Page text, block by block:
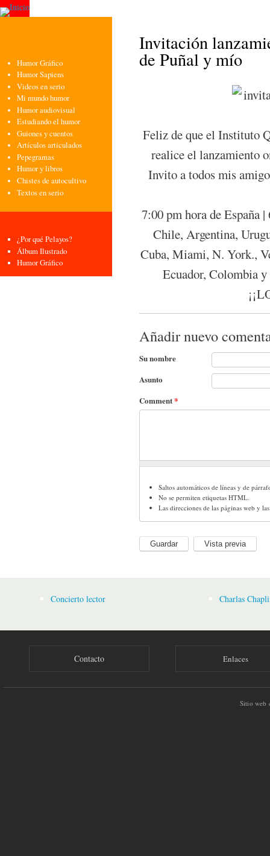
Humor Gráfico
Humor Sapiens
Videos en serio
Mi mundo humor
Humor audiovisual
Estudiando el humor
Guiones y cuentos
Artículos articulados
Pepegramas
Humor y libros
Chistes de autocultivo
Textos en serio
¿Por qué Pelayos?
Álbum Ilustrado
Humor Gráfico
Invitación
de Puñal y mío
Feliz de que el Instituto
realice el lanzamiento
Invito a todos mis
7:00 pm hora de España
Chile, Argentina,
Cuba, Miami, N. York.,
Ecuador, Colombia
Añadir nuevo
Su nombre
Asunto
Comment*
Saltos automáticos de líneas y de
No se permiten etiquetas HTML.
Las direcciones de las páginas web y
Concierto lector Charlas
Contacto Enlaces
Sitio web